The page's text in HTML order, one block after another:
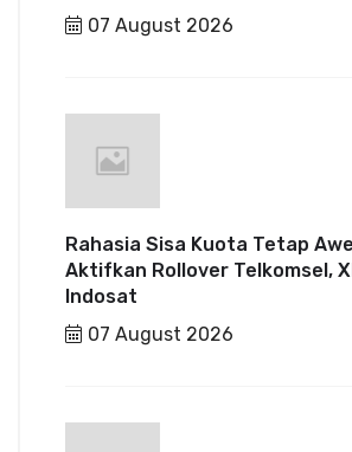
07 August 2026
Rahasia Sisa Kuota Tetap
Aktifkan Rollover Telkomsel,
Indosat
07 August 2026